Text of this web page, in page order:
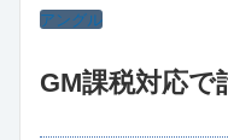
アングル
GM課税対応で